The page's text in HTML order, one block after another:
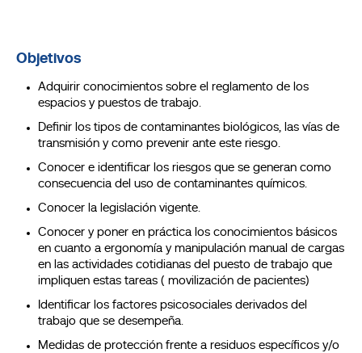
Objetivos
Adquirir conocimientos sobre el reglamento de los
espacios y puestos de trabajo.
Definir los tipos de contaminantes biológicos, las vías de
transmisión y como prevenir ante este riesgo.
Conocer e identificar los riesgos que se generan como
consecuencia del uso de contaminantes químicos.
Conocer la legislación vigente.
Conocer y poner en práctica los conocimientos básicos
en cuanto a ergonomía y manipulación manual de cargas
en las actividades cotidianas del puesto de trabajo que
impliquen estas tareas ( movilización de pacientes)
Identificar los factores psicosociales derivados del
trabajo que se desempeña.
Medidas de protección frente a residuos específicos y/o